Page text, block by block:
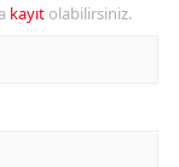
kayıt olabilirsiniz.